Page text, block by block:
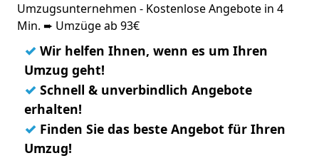
Umzugsunternehmen - Kostenlose Angebote in 4
Min. ➨ Umzüge ab 93€
✓ Wir helfen Ihnen, wenn es um Ihren
Umzug geht!
✓ Schnell & unverbindlich Angebote
erhalten!
✓ Finden Sie das beste Angebot für Ihren
Umzug!